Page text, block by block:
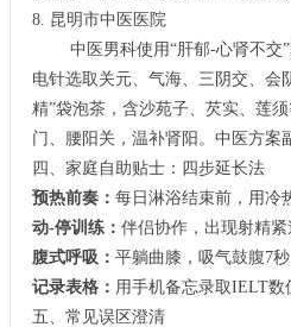
8. 昆明市中医医院
中医男科使用“肝郁-心肾不交
电针选取关元、气海、三阴交、会
精”袋泡茶，含沙苑子、芡实、莲
门、腰阳关，温补肾阳。中医方案
四、家庭自助贴士：四步延长法
预热前奏： 每日淋浴结束前，用冷
动-停训练： 伴侣协作，出现射精
腹式呼吸： 平躺曲膝，吸气鼓腹7
记录表格： 用手机备忘录取IELT数
五、常见误区澄清